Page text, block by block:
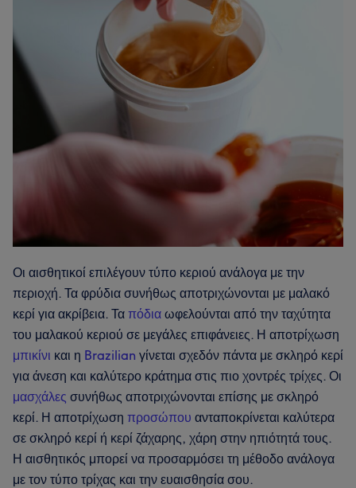
Οι αισθητικοί επιλέγουν τύπο κεριού ανάλογα με την
περιοχή. Τα φρύδια συνήθως αποτριχώνονται με μαλακό
κερί για ακρίβεια. Τα πόδια ωφελούνται από την ταχύτητα
του μαλακού κεριού σε μεγάλες επιφάνειες. Η αποτρίχωση
μπικίνι και η Brazilian γίνεται σχεδόν πάντα με σκληρό κερί
για άνεση και καλύτερο κράτημα στις πιο χοντρές τρίχες. Οι
μασχάλες συνήθως αποτριχώνονται επίσης με σκληρό
κερί. Η αποτρίχωση προσώπου ανταποκρίνεται καλύτερα
σε σκληρό κερί ή κερί ζάχαρης, χάρη στην ηπιότητά τους.
Η αισθητικός μπορεί να προσαρμόσει τη μέθοδο ανάλογα
με τον τύπο τρίχας και την ευαισθησία σου.